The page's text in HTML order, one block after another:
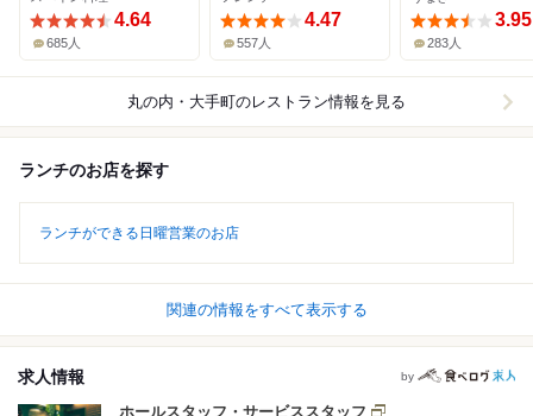
4.64
685人
4.47
557人
3.95
283人
丸の内・大手町のレストラン情報を見る
ランチのお店を探す
ランチができる日曜営業のお店
関連の情報をすべて表示する
求人情報 by
ホールスタッフ・サービススタッフ